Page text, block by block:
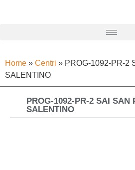
Home » Centri » PROG-1092-PR-2
SALENTINO
PROG-1092-PR-2 SAI SAN
SALENTINO